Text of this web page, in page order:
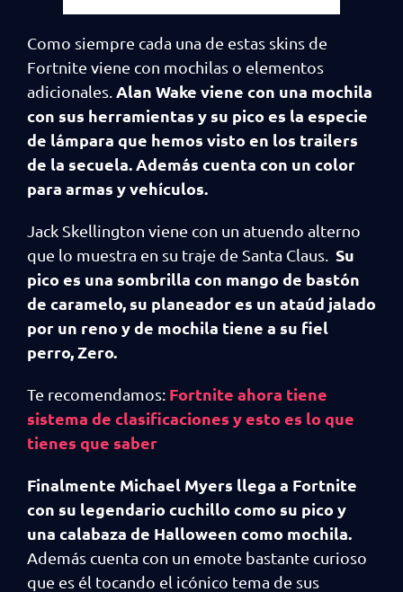
Como siempre cada una de estas skins de
Fortnite viene con mochilas o elementos
adicionales. Alan Wake viene con una mochila
con sus herramientas y su pico es la especie
de lámpara que hemos visto en los trailers
de la secuela. Además cuenta con un color
para armas y vehículos.
Jack Skellington viene con un atuendo alterno
que lo muestra en su traje de Santa Claus. Su
pico es una sombrilla con mango de bastón
de caramelo, su planeador es un ataúd jalado
por un reno y de mochila tiene a su fiel
perro, Zero.
Te recomendamos: Fortnite ahora tiene
sistema de clasificaciones y esto es lo que
tienes que saber
Finalmente Michael Myers llega a Fortnite
con su legendario cuchillo como su pico y
una calabaza de Halloween como mochila.
Además cuenta con un emote bastante curioso
que es él tocando el icónico tema de sus